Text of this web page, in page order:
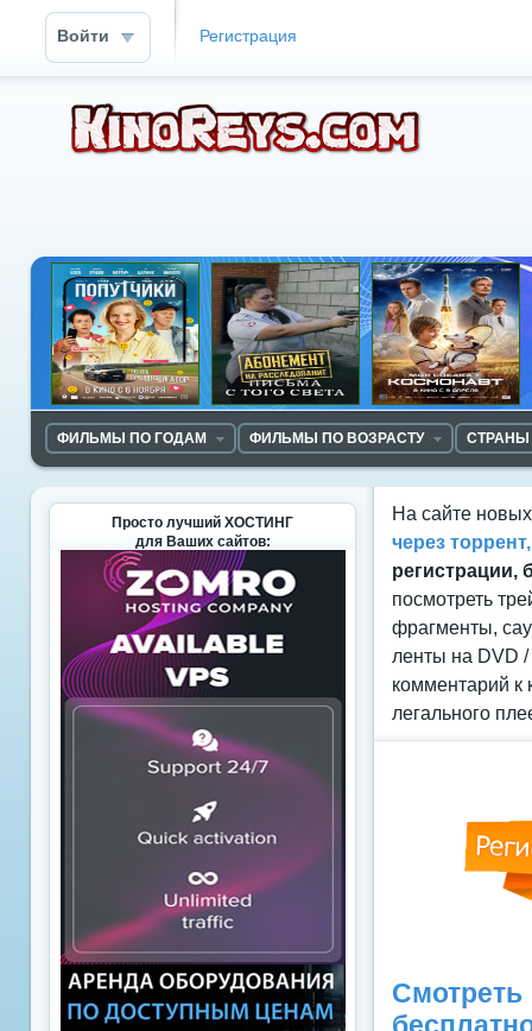
Войти Регистрация
ФИЛЬМЫ ПО ГОДАМ ФИЛЬМЫ ПО ВОЗРАСТУ
На сайте
через
регистрации,
посмотреть
фрагменты,
ленты на DVD
комментарий к
легального
Просто лучший ХОСТИНГ
для Ваших сайтов: